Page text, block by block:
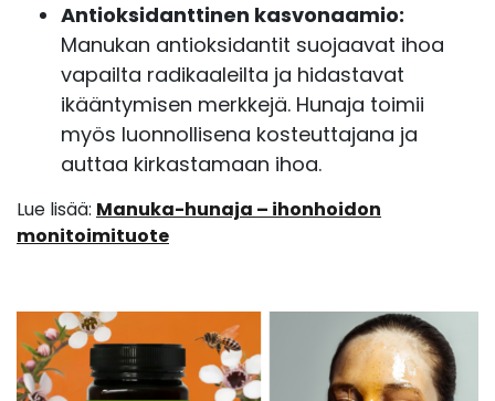
Antioksidanttinen kasvonaamio:
Manukan antioksidantit suojaavat ihoa
vapailta radikaaleilta ja hidastavat
ikääntymisen merkkejä. Hunaja toimii
myös luonnollisena kosteuttajana ja
auttaa kirkastamaan ihoa.
Lue lisää: Manuka-hunaja – ihonhoidon
monitoimituote